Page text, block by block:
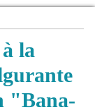
la
"Bana-